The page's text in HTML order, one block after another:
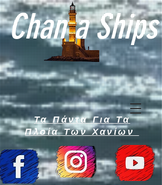
Chan a Ships
Τα Πάντα Για Τα
Πλοία Των Χανίων